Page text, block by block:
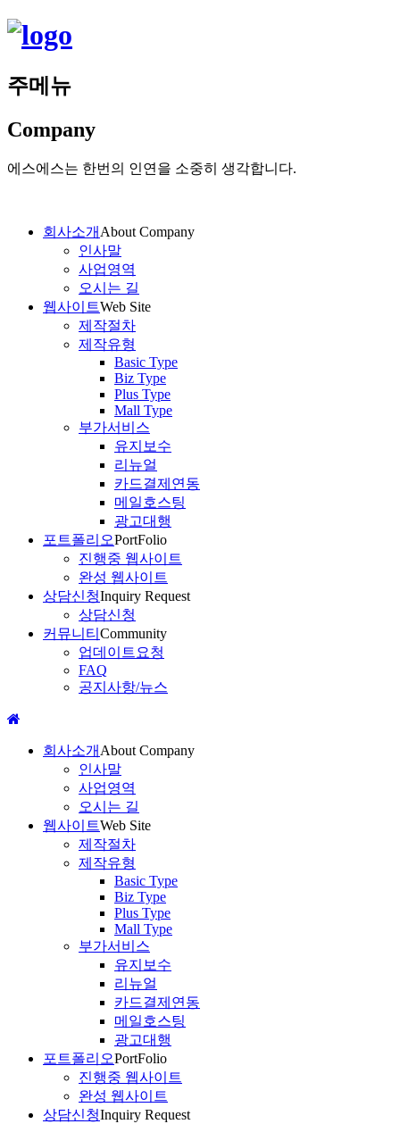
주메뉴
Company
에스에스는 한번의 인연을 소중히 생각합니다.
회사소개 About Company
인사말
사업영역
오시는 길
웹사이트Web Site
제작절차
제작유형
Basic Type
Biz Type
Plus Type
Mall Type
부가서비스
유지보수
리뉴얼
카드결제연동
메일호스팅
광고대행
포트폴리오PortFolio
진행중 웹사이트
완성 웹사이트
상담신청Inquiry Request
상담신청
커뮤니티 Community
업데이트요청
FAQ
공지사항/뉴스
회사소개 About Company
인사말
사업영역
오시는 길
웹사이트Web Site
제작절차
제작유형
Basic Type
Biz Type
Plus Type
Mall Type
부가서비스
유지보수
리뉴얼
카드결제연동
메일호스팅
광고대행
포트폴리오PortFolio
진행중 웹사이트
완성 웹사이트
상담신청Inquiry Request